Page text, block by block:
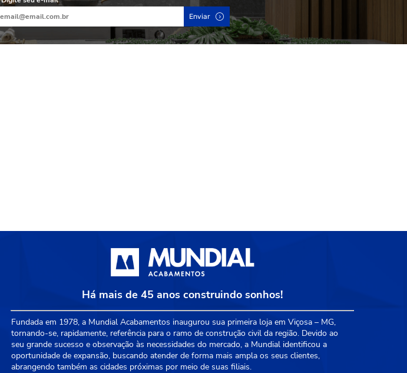
Enviar
Há mais de 45 anos construindo sonhos!
Fundada em 1978, a Mundial Acabamentos inaugurou sua primeira loja em Viçosa – MG,
tornando-se, rapidamente, referência para o ramo de construção civil da região. Devido ao
seu grande sucesso e observação às necessidades do mercado, a Mundial identificou a
oportunidade de expansão, buscando atender de forma mais ampla os seus clientes,
abrangendo também as cidades próximas por meio de suas filiais.